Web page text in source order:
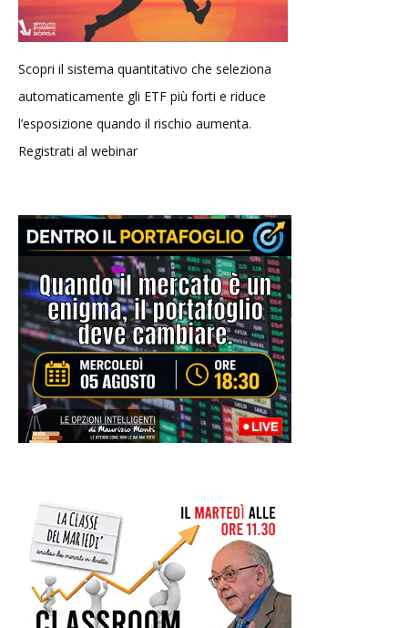
Scopri il sistema quantitativo che seleziona
automaticamente gli ETF più forti e riduce
l’esposizione quando il rischio aumenta.
Registrati al webinar